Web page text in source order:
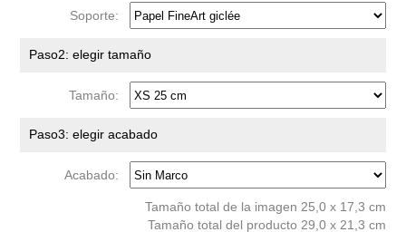
Soporte:
Paso2: elegir tamaño
Tamaño:
Paso3: elegir acabado
Acabado:
Tamaño total de la imagen 25,0 x 17,3 cm
Tamaño total del producto 29,0 x 21,3 cm